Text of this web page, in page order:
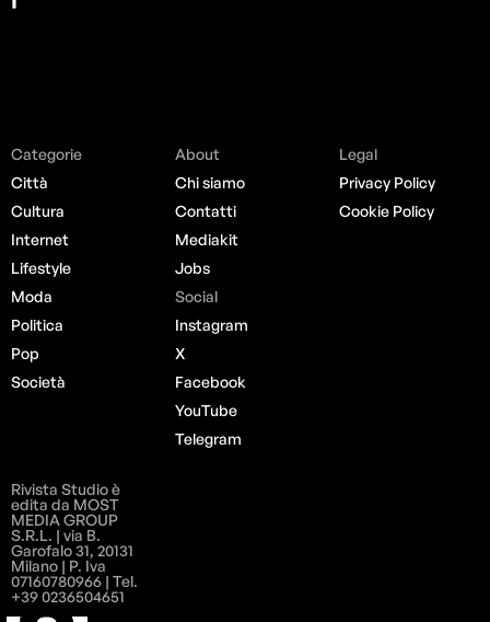
Categorie
Città
Cultura
Internet
Lifestyle
Moda
Politica
Pop
Società
About
Chi siamo
Contatti
Mediakit
Jobs
Social
Instagram
X
Facebook
YouTube
Telegram
Legal
Privacy Policy
Cookie Policy
Rivista Studio è
edita da MOST
MEDIA GROUP
S.R.L. | via B.
Garofalo 31, 20131
Milano | P. Iva
07160780966 | Tel.
+39 0236504651